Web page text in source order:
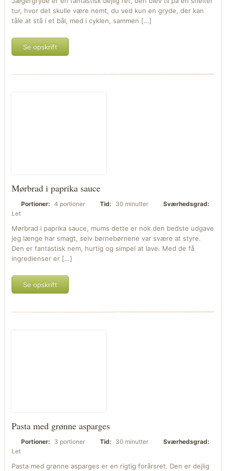
tur, hvor det skulle være nemt, du ved kun en gryde, der kan
tåle at stå i et bål, med i cyklen, sammen […]
Se opskrift
Mørbrad i paprika sauce
Portioner: 4 portioner Tid: 30 minutter
Sværhedsgrad:
Let
Mørbrad i paprika sauce, mums dette er nok den bedste udgave
jeg længe har smagt, selv børnebørnene var svære at styre.
Den er fantastisk nem, hurtig og simpel at lave. Med de få
ingredienser er […]
Se opskrift
Pasta med grønne asparges
Portioner: 3 portioner Tid: 30 minutter
Sværhedsgrad:
Let
Pasta med grønne asparges er en rigtig forårsret. Den er dejlig